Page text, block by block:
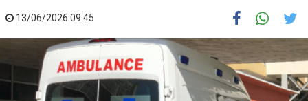
13/06/2026 09:45